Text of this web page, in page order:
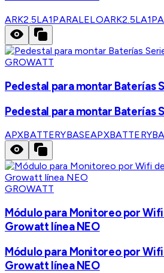
ARK2.5LA1PARALELO
GROWATT
Pedestal para montar Baterías
Pedestal para montar Baterías
APXBATTERYBASE
GROWATT
Módulo para Monitoreo por
Growatt línea NEO
Módulo para Monitoreo por
Growatt línea NEO